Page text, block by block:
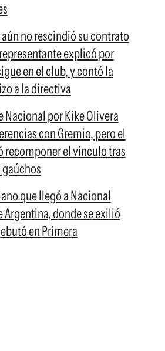
no rescindió su contrato
explicó por
en el club, y contó la
a la directiva
Nacional por Kike Olivera
con Gremio, pero el
el vínculo tras
que llegó a Nacional
Argentina, donde se exilió
en Primera